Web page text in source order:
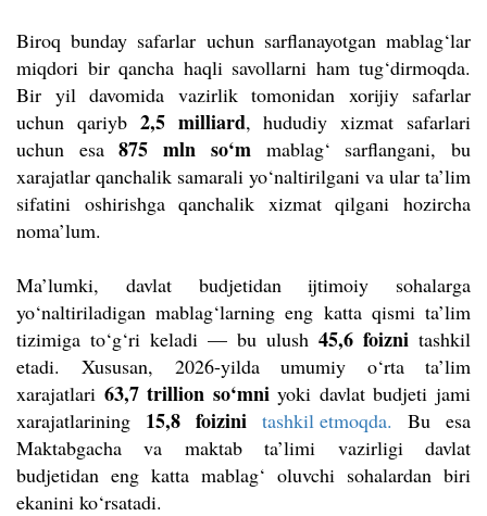
Biroq bunday safarlar uchun sarflanayotgan mablag‘lar
miqdori bir qancha haqli savollarni ham tug‘dirmoqda.
Bir yil davomida vazirlik tomonidan xorijiy safarlar
uchun qariyb 2,5 milliard, hududiy xizmat safarlari
uchun esa875 mln so‘mmablag‘ sarflangani, bu
xarajatlar qanchalik samarali yo‘naltirilgani va ular ta’lim
sifatini oshirishga qanchalik xizmat qilgani hozircha
noma’lum.
Ma’lumki, davlat budjetidan ijtimoiy sohalarga
yo‘naltiriladigan mablag‘larning eng katta qismi ta’lim
tizimiga to‘g‘ri keladi — bu ulush 45,6 foizni tashkil
etadi.Xususan, 2026-yilda umumiy o‘rta ta’lim
xarajatlari 63,7 trillion so‘mniyoki davlat budjeti jami
xarajatlarining 15,8 foizini tashkil etmoqda. Bu esa
Maktabgacha va maktab ta’limi vazirligi davlat
budjetidan eng katta mablag‘ oluvchi sohalardan biri
ekanini ko‘rsatadi.